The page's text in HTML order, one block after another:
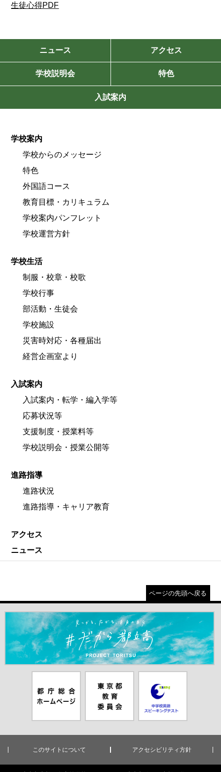
生徒心得PDF
ニュース アクセス
学校説明会 特色
入試案内
学校案内
学校からのメッセージ
特色
外国語コース
教育目標・カリキュラム
学校案内パンフレット
学校運営方針
学校生活
制服・校章・校歌
学校行事
部活動・生徒会
学校施設
災害時対応・各種届出
経営企画室より
入試案内
入試案内・転学・編入学等
応募状況等
支援制度・授業料等
学校説明会・授業公開等
進路指導
進路状況
進路指導・キャリア教育
アクセス
ニュース
ページの先頭へ戻る
＃だから都立高（別ウインドウが開きます）
ムページ（別
ウインドウが
員会（別ウイ
ンドウが開き
ピーキングテ
スト（別ウイ
ンドウが開き
このサイトについて アクセシビリティ方針